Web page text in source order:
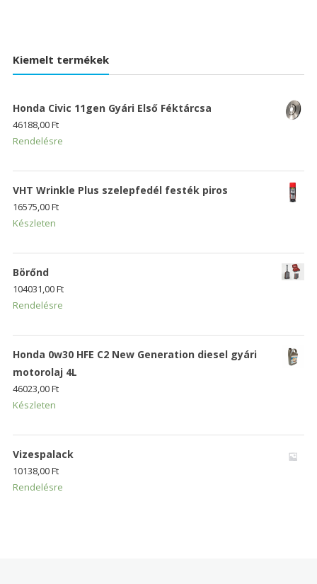
Kiemelt termékek
Honda Civic 11gen Gyári Első Féktárcsa
46188,00Ft
Rendelésre
VHT Wrinkle Plus szelepfedél festék piros
16575,00Ft
Készleten
Börőnd
104031,00Ft
Rendelésre
Honda 0w30 HFE C2 New Generation diesel gyári
motorolaj 4L
46023,00Ft
Készleten
Vizespalack
10138,00Ft
Rendelésre